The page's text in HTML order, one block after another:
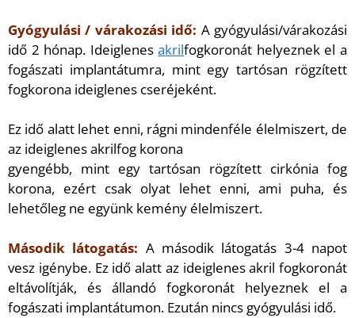
Gyógyulási / várakozási idő: A gyógyulási/várakozási
idő 2 hónap. Ideiglenesakrilfogkoronát helyeznek el a
fogászati implantátumra, mint egy tartósan rögzített
fogkorona ideiglenes cseréjeként.
Ez idő alatt lehet enni, rágni mindenféle élelmiszert, de
az ideiglenes akrilfog korona
gyengébb, mint egy tartósan rögzített cirkónia fog
korona, ezért csak olyat lehet enni, ami puha, és
lehetőleg ne együnk kemény élelmiszert.
Második látogatás: A második látogatás 3-4 napot
vesz igénybe. Ez idő alatt az ideiglenes akril fogkoronát
eltávolítják, és állandó fogkoronát helyeznek el a
fogászati implantátumon. Ezután nincs gyógyulási idő.